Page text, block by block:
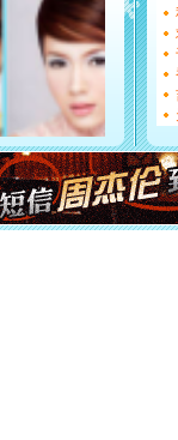
能正大
都要快乐
[圣诞节]
如意,快
[元旦]
看
断电。
你是我
[元旦]如
起；二是
离。水晶
[元旦]当
泣，这痛